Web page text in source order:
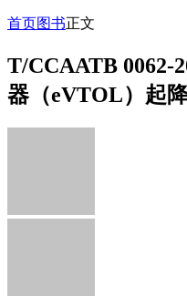
首页图书正文
T/CCAATB 0062-
器（eVTOL）起